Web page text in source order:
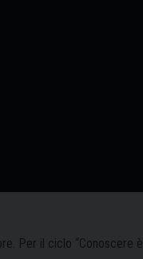
Per il ciclo “Conoscere è